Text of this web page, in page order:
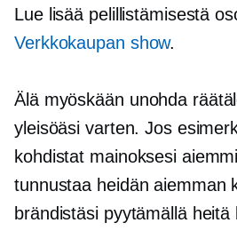
Lue lisää pelillistämisestä
Verkkokaupan show.
Älä myöskään unohda
yleisöäsi varten. Jos
kohdistat mainoksesi
tunnustaa heidän aiemman
brändistäsi pyytämällä heitä